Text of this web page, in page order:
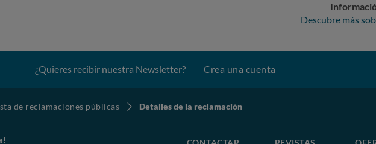
Descubre más
¿Quieres recibir nuestra Newsletter? Crea una cuenta
de reclamaciones públicas Detalles de la reclamación